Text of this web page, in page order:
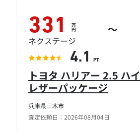
兵庫県三木市
査定依頼日：2026年08月04日
トヨタ ハリアー 2.5 ハ
レザーパッケージ
331 万
円 ～
ネクステージ
4.1 PT